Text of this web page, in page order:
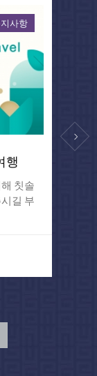
사항
행
칫솔
길 부